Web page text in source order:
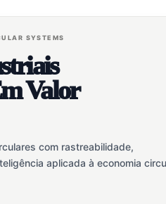
SYSTEMS
Valor
com rastreabilidade,
aplicada à economia